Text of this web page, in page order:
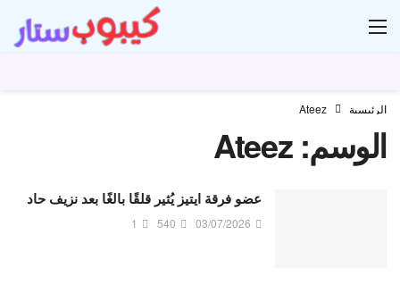
الرئيسية Ateez
الوسم:Ateez
عضو فرقة ايتيز يُثير قلقًا بالغًا بعد نزيف حاد
03/07/2026
540
1